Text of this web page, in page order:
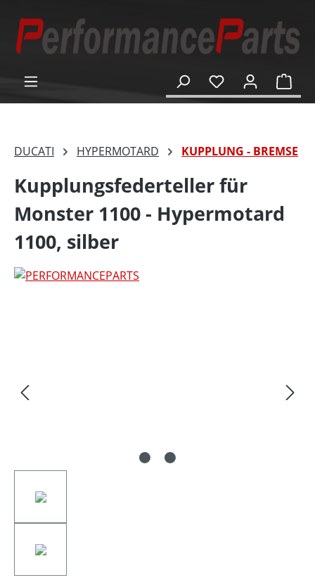
springen
DUCATI HYPERMOTARD KUPPLUNG - BREMSE
Kupplungsfederteller für
Monster 1100 - Hypermotard
1100, silber